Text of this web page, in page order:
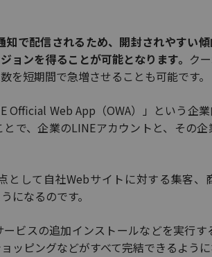
で配信されるため、開封されやすい
ョンを得ることが可能となります。 ク
を短期間で急増させることも可能です。
Official Web App（OWA）」という企
で、企業のLINEアカウントと、その
として自社Webサイトに対する集客
になるのです。
ビスの追加インストールなどを実行
ッピングなどがすべて完結できるように